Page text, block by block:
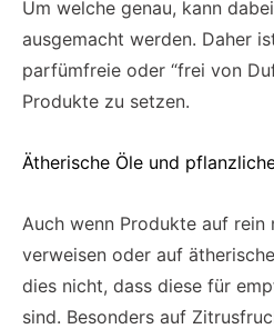
Um welche genau, kann
ausgemacht werden. Daher
parfümfreie oder “frei von
Produkte zu setzen.
Ätherische Öle und
Auch wenn Produkte auf
verweisen oder auf
dies nicht, dass diese für
sind. Besonders auf